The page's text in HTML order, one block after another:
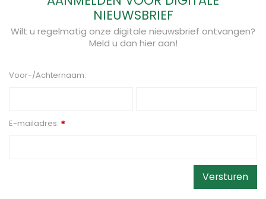
NIEUWSBRIEF
Wilt u regelmatig onze digitale nieuwsbrief ontvangen?
Meld u dan hier aan!
Voor-/Achternaam:
E-mailadres: *